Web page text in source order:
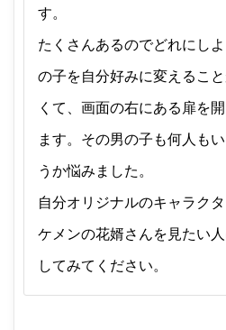
す。
たくさんあるのでどれにし
の子を自分好みに変えるこ
くて、画面の右にある扉を
ます。その男の子も何人も
うか悩みました。
自分オリジナルのキャラク
ケメンの花婿さんを見たい
してみてください。